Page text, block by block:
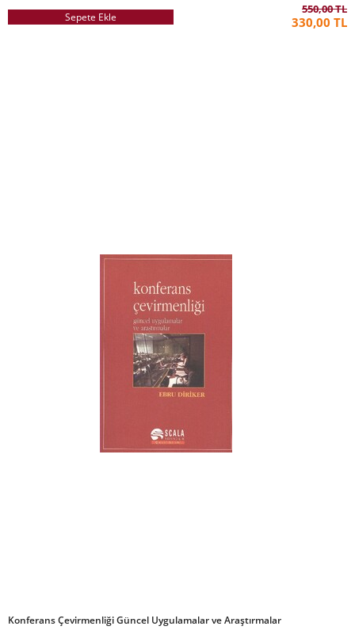
Sepete Ekle
550,00 TL
330,00 TL
Konferans Çevirmenliği Güncel Uygulamalar ve Araştırmalar